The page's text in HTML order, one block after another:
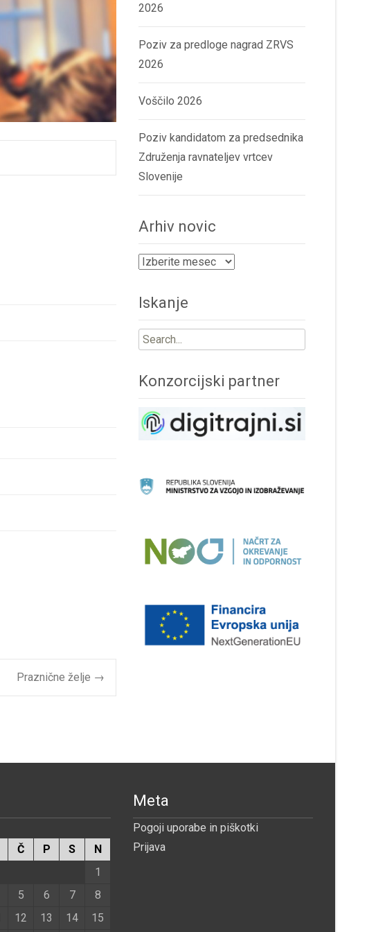
Praznične želje →
2026
Poziv za predloge nagrad ZRVS
2026
Voščilo 2026
Poziv kandidatom za predsednika
Združenja ravnateljev vrtcev
Slovenije
Arhiv novic
Arhiv
Iskanje
Search
Konzorcijski partner
Č P S
N
1
5 6 7
8
12 13 14 15
Meta
Pogoji uporabe in piškotki
Prijava